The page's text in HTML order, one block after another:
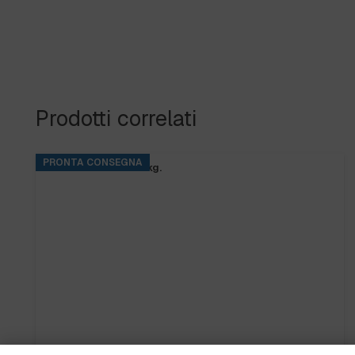
Prodotti correlati
PRONTA CONSEGNA
BASE RINS S2 ta.5 kg.